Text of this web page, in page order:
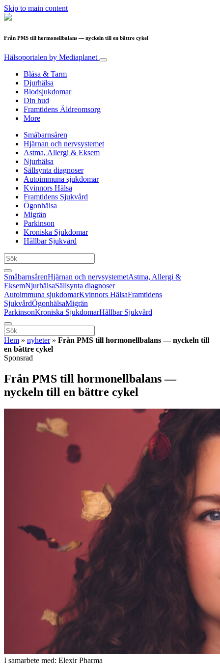
Skip to main content
Från PMS till hormonellbalans — nyckeln till en bättre cykel
Hälsoportalen by Mediaplanet
Blåsa & Tarm
Djurhälsa
Blodsjukdomar
Din hud
Framtidens Äldreomsorg
More
Småbarnsåren
Hjärnan och nervsystemet
Astma, Allergi & Eksem
Njurhälsa
Sällsynta diagnoser
Autoimmuna sjukdomar
Kvinnors Hälsa
Framtidens Sjukvård
Ögonhälsa
Migrän
Parkinson
Kroniska Sjukdomar
Hållbar Sjukvård
SmåbarnsårenHjärnan och nervsystemetAstma, Allergi &
EksemNjurhälsaSällsynta diagnoser
Autoimmuna sjukdomarKvinnors HälsaFramtidens
SjukvårdÖgonhälsaMigrän
ParkinsonKroniska SjukdomarHållbar Sjukvård
Hem » nyheter» Från PMS till hormonellbalans — nyckeln till
en bättre cykel
Sponsrad
Från PMS till hormonellbalans —
nyckeln till en bättre cykel
I samarbete med: Elexir Pharma